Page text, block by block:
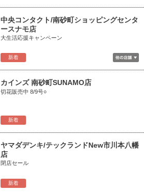
新着
中央コンタクト/南砂町ショッピングセンタ
ースナモ店
大生活応援キャンペーン
新着
カインズ 南砂町SUNAMO店
切花販売中 8/9号○
新着
ヤマダデンキ/テックランドNew市川本八幡
店
閉店セール